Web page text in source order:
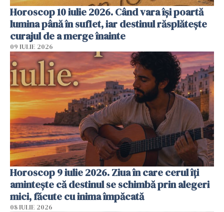
Horoscop 10 iulie 2026. Când vara își poartă
lumina până în suflet, iar destinul răsplătește
curajul de a merge înainte
09 IULIE 2026
Horoscop 9 iulie 2026. Ziua în care cerul îți
amintește că destinul se schimbă prin alegeri
mici, făcute cu inima împăcată
08 IULIE 2026